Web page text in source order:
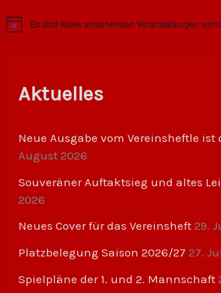
H
Es sind keine anstehenden Veranstaltungen
Aktuelles
Neue Ausgabe vom Vereinsheftle ist
August 2026
Souveräner Auftaktsieg und altes
2026
Neues Cover für das Vereinsheft 29.
Platzbelegung Saison 2026/27 27.
Spielpläne der 1. und 2. Mannschaft